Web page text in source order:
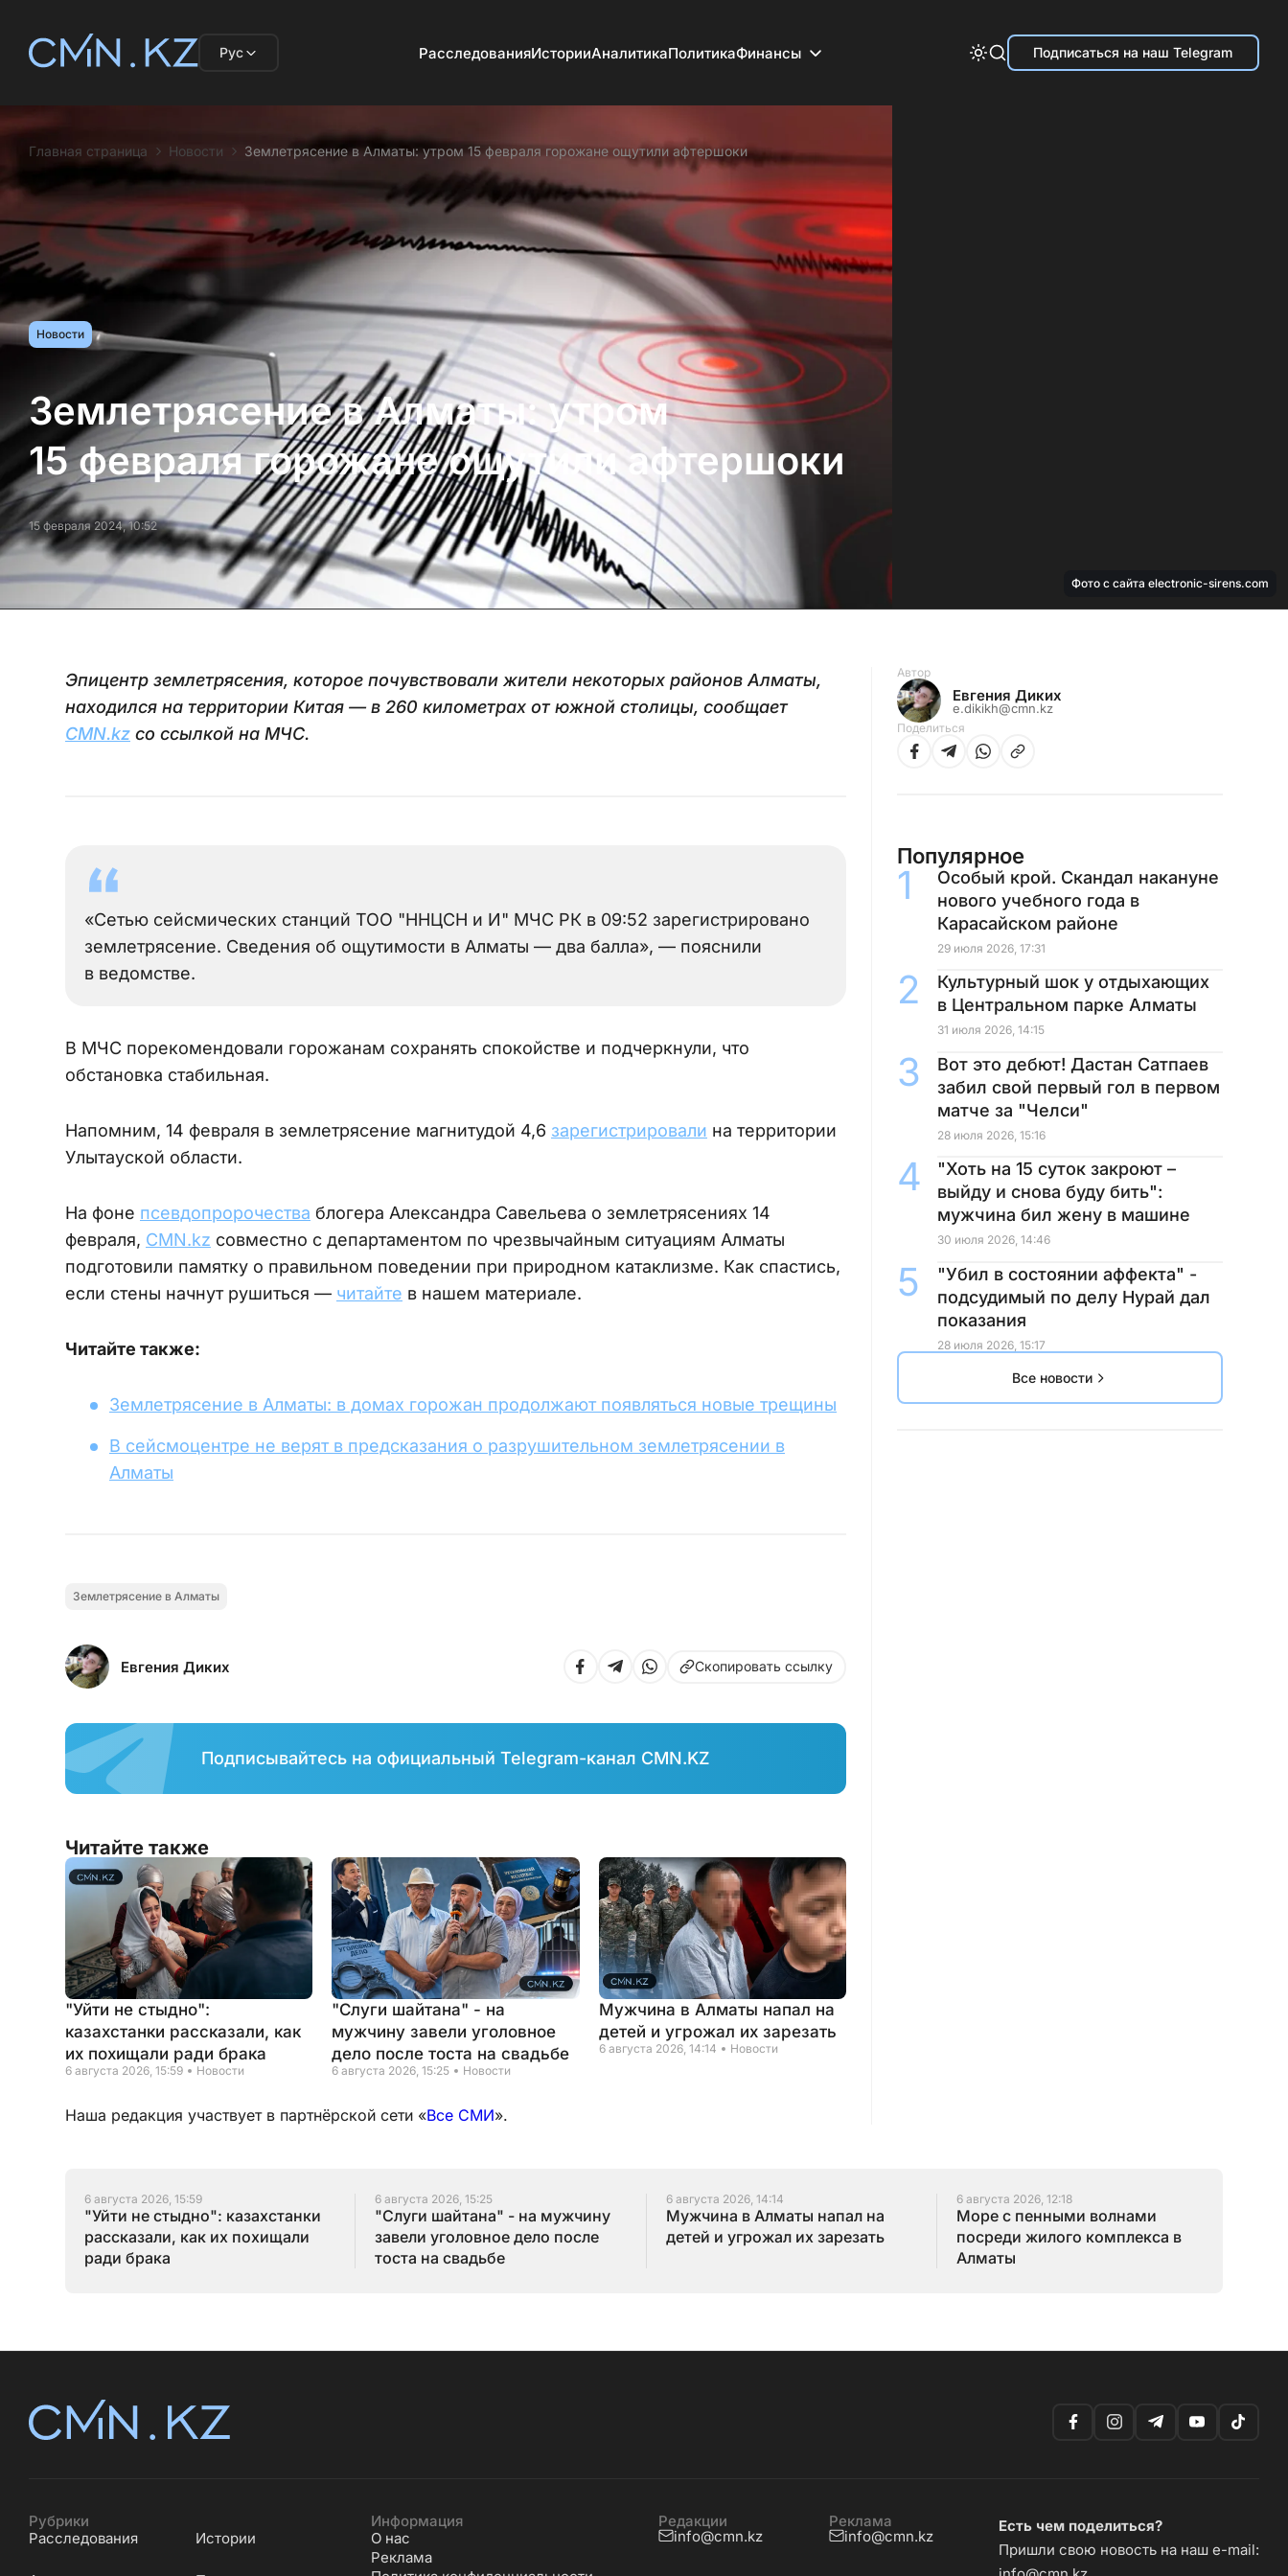
Рус РасследованияИсторииАналитикаПолитикаФинансы Подписаться на наш Telegram
Главная страница Новости Землетрясение в Алматы: утром 15 февраля горожане ощутили афтершоки
Новости
Землетрясение в Алматы: утром
15 февраля горожане ощутили афтершоки
15 февраля 2024, 10:52
Фото с сайта electronic-sirens.com
Эпицентр землетрясения, которое почувствовали жители некоторых районов Алматы,
находился на территории Китая — в 260 километрах от южной столицы, сообщает
CMN.kz со ссылкой на МЧС.
«Сетью сейсмических станций ТОО "ННЦСН и И" МЧС РК в 09:52 зарегистрировано
землетрясение. Сведения об ощутимости в Алматы — два балла», — пояснили
в ведомстве.
В МЧС порекомендовали горожанам сохранять спокойстве и подчеркнули, что
обстановка стабильная.
Напомним, 14 февраля в землетрясение магнитудой 4,6 зарегистрировали на территории
Улытауской области.
На фоне псевдопророчества блогера Александра Савельева о землетрясениях 14
февраля, CMN.kz совместно с департаментом по чрезвычайным ситуациям Алматы
подготовили памятку о правильном поведении при природном катаклизме. Как спастись,
если стены начнут рушиться — читайте в нашем материале.
Читайте также:
Землетрясение в Алматы: в домах горожан продолжают появляться новые трещины
В сейсмоцентре не верят в предсказания о разрушительном землетрясении в
Алматы
Землетрясение в Алматы
Евгения Диких Скопировать ссылку
Подписывайтесь на официальный Telegram-канал CMN.KZ
Читайте также
"Уйти не стыдно":
казахстанки рассказали, как
их похищали ради брака
6 августа 2026, 15:59 Новости
"Слуги шайтана" - на
мужчину завели уголовное
дело после тоста на свадьбе
6 августа 2026, 15:25 Новости
Мужчина в Алматы напал на
детей и угрожал их зарезать
6 августа 2026, 14:14 Новости
Наша редакция участвует в партнёрской сети «Все СМИ».
Автор
Евгения Диких
e.dikikh@cmn.kz
Поделиться
Популярное
Особый крой. Скандал накануне
нового учебного года в
Карасайском районе
29 июля 2026, 17:31
Культурный шок у отдыхающих
в Центральном парке Алматы
31 июля 2026, 14:15
Вот это дебют! Дастан Сатпаев
забил свой первый гол в первом
матче за "Челси"
28 июля 2026, 15:16
"Хоть на 15 суток закроют –
выйду и снова буду бить":
мужчина бил жену в машине
30 июля 2026, 14:46
"Убил в состоянии аффекта" -
подсудимый по делу Нурай дал
показания
28 июля 2026, 15:17
Все новости
6 августа 2026, 15:59
"Уйти не стыдно": казахстанки
рассказали, как их похищали
ради брака
6 августа 2026, 15:25
"Слуги шайтана" - на мужчину
завели уголовное дело после
тоста на свадьбе
6 августа 2026, 14:14
Мужчина в Алматы напал на
детей и угрожал их зарезать
6 августа 2026, 12:18
Море с пенными волнами
посреди жилого комплекса в
Алматы
Рубрики
Расследования
Истории
Информация
О нас
Реклама
Редакции
info@cmn.kz
Реклама
info@cmn.kz
Есть чем поделиться?
Пришли свою новость на наш e-mail: